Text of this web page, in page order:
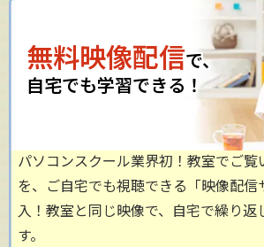
無料映像配信で、
自宅でも学習できる！
パソコンスクール業界初！教室でご
を、ご自宅でも視聴できる「映像配信
入！教室と同じ映像で、自宅で繰り返
す。